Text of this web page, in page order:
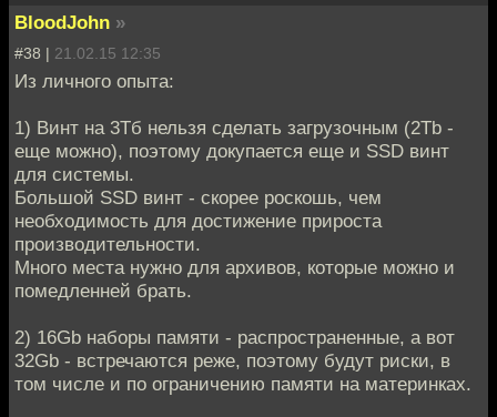
BloodJohn »
#38 | 21.02.15 12:35
Из личного опыта:
1) Винт на 3Тб нельзя сделать загрузочным (2Tb -
еще можно), поэтому докупается еще и SSD винт
для системы.
Большой SSD винт - скорее роскошь, чем
необходимость для достижение прироста
производительности.
Много места нужно для архивов, которые можно и
помедленней брать.
2) 16Gb наборы памяти - распространенные, а вот
32Gb - встречаются реже, поэтому будут риски, в
том числе и по ограничению памяти на материнках.